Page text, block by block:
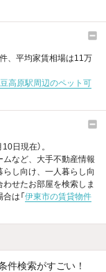
、平均家賃相場は11万
高原駅周辺のペット可
日現在）。
など、大手不動産情報
し向け、一人暮らし向
せたお部屋を検索しま
は「 伊東市の賃貸物件
件検索がすごい！